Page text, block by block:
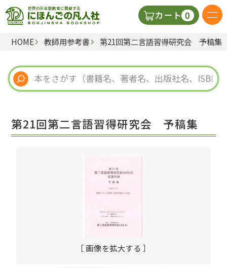
カート 0
日本語の教科書
視聴覚・補助教材
教師用参考書
HOME 教師用参考書 第21回第二言語習得研究会 予稿集
第21回第二言語習得研究会 予稿集
［ 画像を拡大する ］